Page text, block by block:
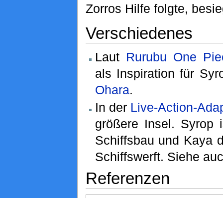
Zorros Hilfe folgte,
Verschiedenes
Laut Rurubu One
als Inspiration für
Ohara.
In der Live-Action-
größere Insel. Syrop
Schiffsbau und Kaya
Schiffswerft. Siehe
Referenzen